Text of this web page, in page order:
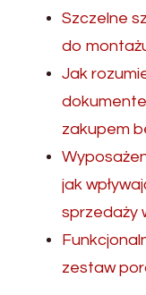
Szczelne
do
Jak
zakupem
jak
sprzedaży
zestaw